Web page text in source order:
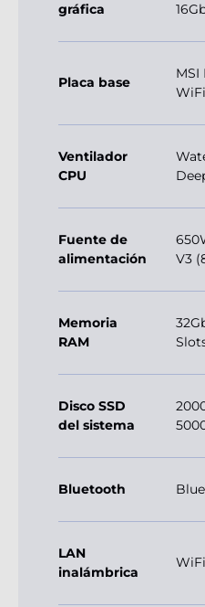
gráfica
Placa base
MSI
Ventilador
CPU
Fuente de
alimentación
V3
Memoria
RAM
Disco SSD
del sistema
Bluetooth
LAN
inalámbrica